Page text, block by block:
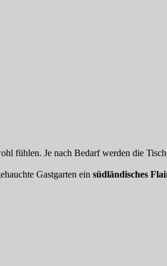
fühlen. Je nach Bedarf werden die
Gastgarten ein südländisches